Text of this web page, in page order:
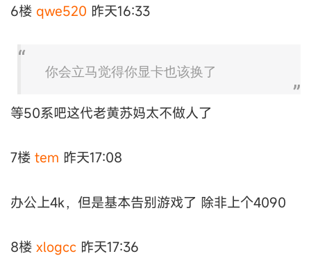
6楼 qwe520 昨天16:33
你会立马觉得你显卡也该换了
等50系吧这代老黄苏妈太不做人了
7楼 tem 昨天17:08
办公上4k，但是基本告别游戏了 除非上个4090
8楼 xlogcc 昨天17:36